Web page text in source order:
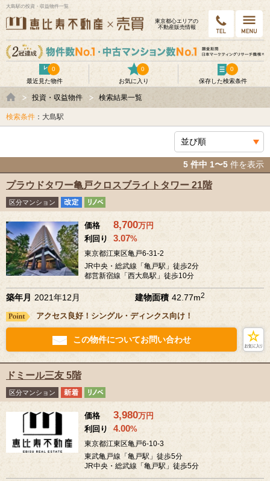
大島駅の投資・収益物件一覧
東京都⼼エリアの
不動産販売情報
最近見た物件
0
お気に入り
0
保存した検索条件
0
投資・収益物件 検索結果一覧
検索条件 ：大島駅
5 件中 1〜5 件を表示
プラウドタワー亀戸クロスブライトタワー 21階
区分マンション
価格 8,700万円
利回り
3.07%
東京都江東区亀戸6-31-2
JR中央・総武線「亀戸駅」徒歩2分
都営新宿線「西大島駅」徒歩10分
築年月 2021年12月 建物面積 42.77m2
アクセス良好！シングル・ディンクス向け！
この物件についてお問い合わせ
ドミール三友 5階
区分マンション
価格 3,980万円
利回り
4.00%
東京都江東区亀戸6-10-3
東武亀戸線「亀戸駅」徒歩5分
JR中央・総武線「亀戸駅」徒歩5分